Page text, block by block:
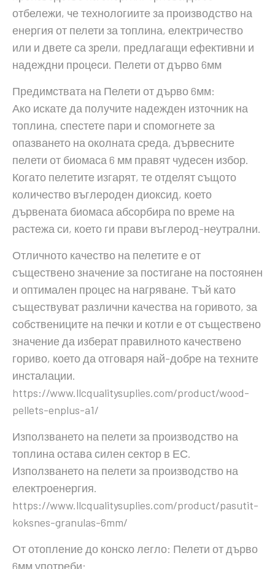
отбележи, че технологиите за производство на
енергия от пелети за топлина, електричество
или и двете са зрели, предлагащи ефективни и
надеждни процеси. Пелети от дърво 6мм
Предимствата на Пелети от дърво 6мм:
Ако искате да получите надежден източник на
топлина, спестете пари и спомогнете за
опазването на околната среда, дървесните
пелети от биомаса 6 мм правят чудесен избор.
Когато пелетите изгарят, те отделят същото
количество въглероден диоксид, което
дървената биомаса абсорбира по време на
растежа си, което ги прави въглерод-неутрални.
Отличното качество на пелетите е от
съществено значение за постигане на постоянен
и оптимален процес на нагряване. Тъй като
съществуват различни качества на горивото, за
собствениците на печки и котли е от съществено
значение да изберат правилното качествено
гориво, което да отговаря най-добре на техните
инсталации.
https://www.llcqualitysuplies.com/product/wood-
pellets-enplus-a1/
Използването на пелети за производство на
топлина остава силен сектор в ЕС.
Използването на пелети за производство на
електроенергия.
https://www.llcqualitysuplies.com/product/pasutit-
koksnes-granulas-6mm/
От отопление до конско легло: Пелети от дърво
6мм употреби: